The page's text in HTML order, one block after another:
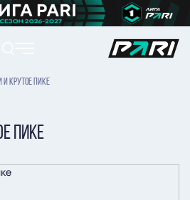
И КРУТОЕ ПИКЕ
ПИКЕ